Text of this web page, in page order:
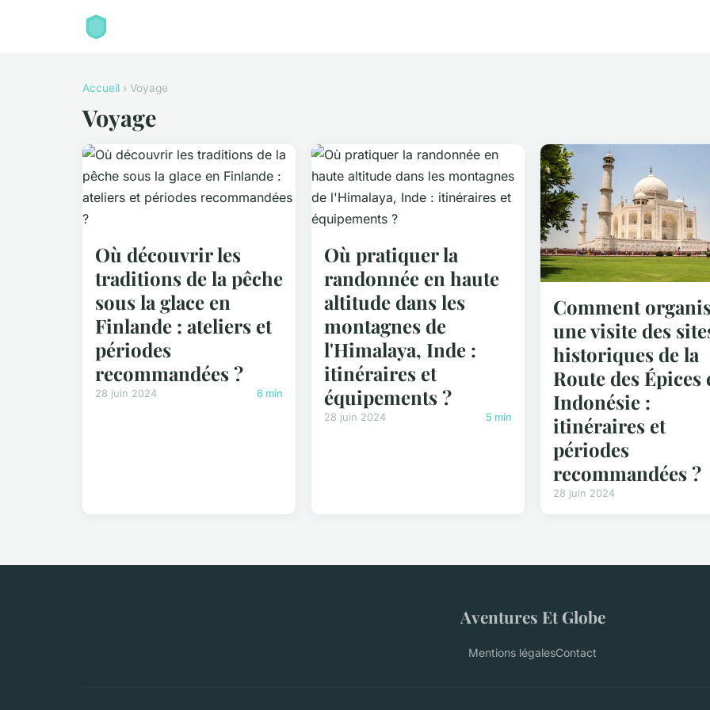
Accueil › Voyage
Voyage
Où découvrir les
traditions de la pêche
sous la glace en
Finlande : ateliers et
périodes
recommandées ?
28 juin 2024 6 min
Où pratiquer la
randonnée en haute
altitude dans les
montagnes de
l'Himalaya, Inde :
itinéraires et
équipements ?
28 juin 2024 5 min
Comment
une visite des
historiques de la
Route des Épices
Indonésie :
itinéraires et
périodes
recommandées ?
28 juin 2024
Aventures Et Globe
Mentions légalesContact